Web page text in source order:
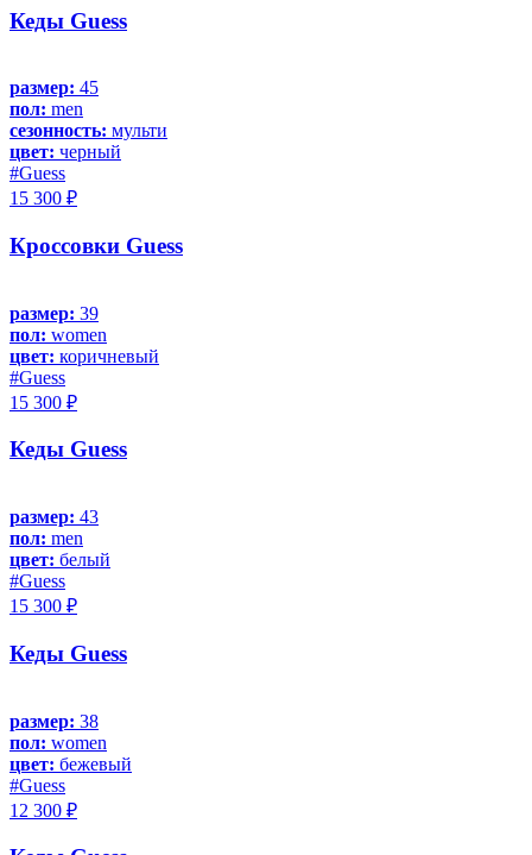
Кеды Guess
размер: 45
пол: men
сезонность: мульти
цвет: черный
#Guess
15 300 ₽
Кроссовки Guess
размер: 39
пол: women
цвет: коричневый
#Guess
15 300 ₽
Кеды Guess
размер: 43
пол: men
цвет: белый
#Guess
15 300 ₽
Кеды Guess
размер: 38
пол: women
цвет: бежевый
#Guess
12 300 ₽